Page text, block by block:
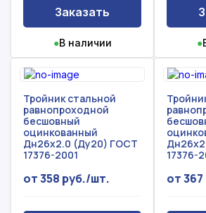
Заказать
●В наличии ●
Тройник стальной
равнопроходной
бесшовный
оцинкованный
Дн26х2.0 (Ду20) ГОСТ
17376-2001
от 358 руб./шт.
17376-
от